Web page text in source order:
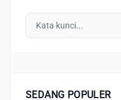
SEDANG POPULER